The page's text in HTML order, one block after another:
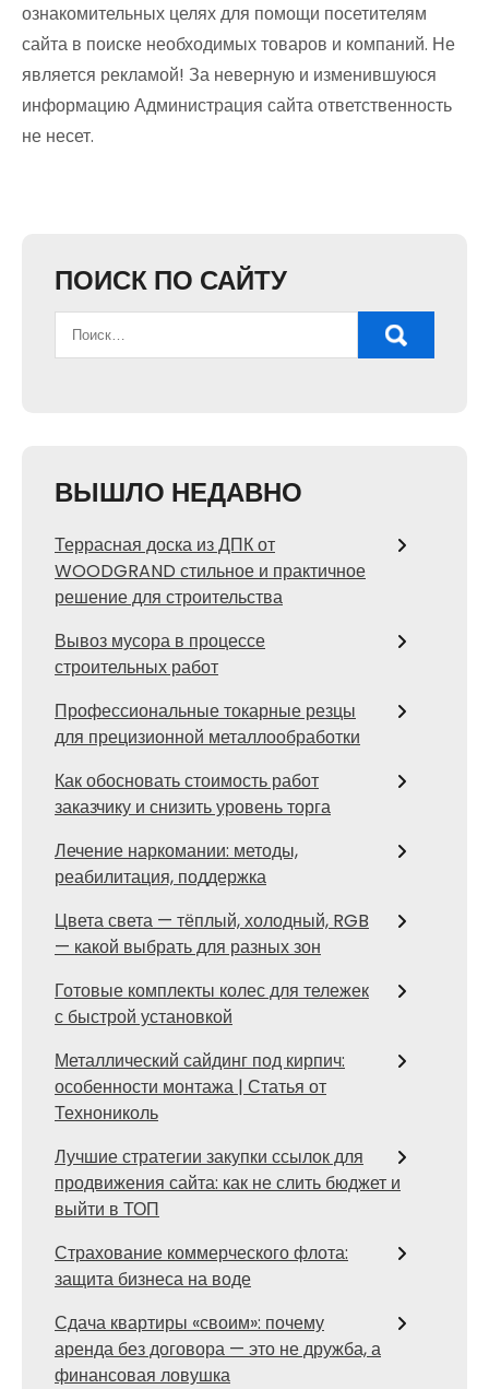
ознакомительных целях для помощи посетителям
сайта в поиске необходимых товаров и компаний. Не
является рекламой! За неверную и изменившуюся
информацию Администрация сайта ответственность
не несет.
ПОИСК ПО САЙТУ
ВЫШЛО НЕДАВНО
Террасная доска из ДПК от
WOODGRAND стильное и практичное
решение для строительства
Вывоз мусора в процессе
строительных работ
Профессиональные токарные резцы
для прецизионной металлообработки
Как обосновать стоимость работ
заказчику и снизить уровень торга
Лечение наркомании: методы,
реабилитация, поддержка
Цвета света — тёплый, холодный, RGB
— какой выбрать для разных зон
Готовые комплекты колес для тележек
с быстрой установкой
Металлический сайдинг под кирпич:
особенности монтажа | Статья от
Технониколь
Лучшие стратегии закупки ссылок для
продвижения сайта: как не слить бюджет и
выйти в ТОП
Страхование коммерческого флота:
защита бизнеса на воде
Сдача квартиры «своим»: почему
аренда без договора — это не дружба, а
финансовая ловушка